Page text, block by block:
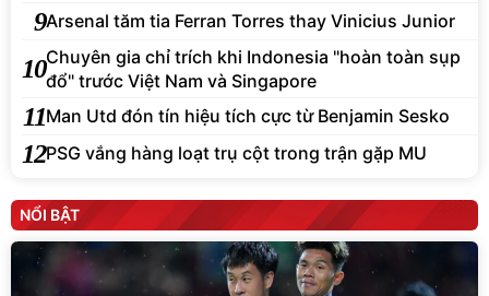
9Arsenal tăm tia Ferran Torres thay Vinicius Junior
10Chuyên gia chỉ trích khi Indonesia "hoàn toàn sụp
đổ" trước Việt Nam và Singapore
11Man Utd đón tín hiệu tích cực từ Benjamin Sesko
12PSG vắng hàng loạt trụ cột trong trận gặp MU
NỔI BẬT